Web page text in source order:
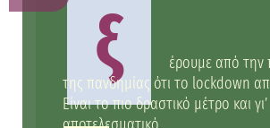
ξ
έρουμε από
της πανδημίας ότι το lockdown
Είναι το πιο δραστικό μέτρο και